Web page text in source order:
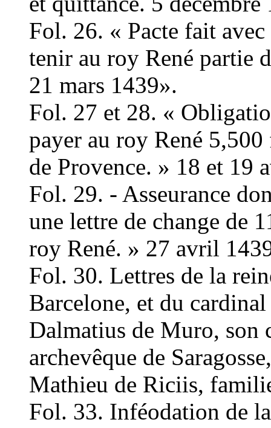
Fol. 26. « Pacte fait
tenir au roy René partie
21 mars 1439».
Fol. 27 et 28. «
payer au roy René
de Provence. » 18 et 19
Fol. 29. - Asseurance
une lettre de change de
roy René. » 27 avril
Fol. 30. Lettres de la
Barcelone, et du
Dalmatius de Muro, son
archevêque de
Mathieu de Riciis,
Fol. 33. Inféodation de